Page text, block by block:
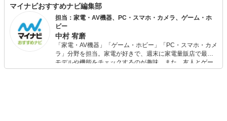
筆活動を行う。綿密なリサーチと取材から生み出される、
網羅性の高い記事に定評あり。1976年生まれ。栃木県出
身。
マイナビおすすめナビ編集部
担当：家電・AV機器、PC・スマホ・カメラ、ゲーム・ホ
ビー
中村 宥磨
「家電・AV機器」「ゲーム・ホビー」「PC・スマホ・カメ
ラ」分野を担当。家電が好きで、週末に家電量販店で最新
モデルや機能をチェックするのが趣味。また、友人とゲー
ムを楽しみながら、新作タイトルやイベント情報もいち早